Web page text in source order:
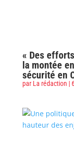
« Des
la montée
sécurité en
par La rédaction |